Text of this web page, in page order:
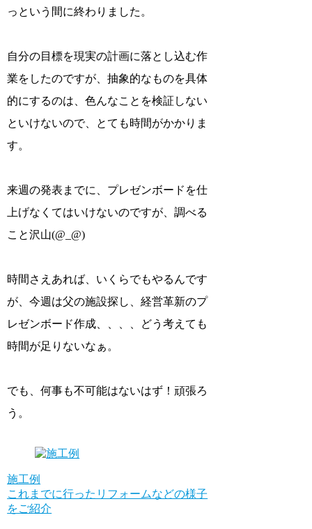
っという間に終わりました。
自分の目標を現実の計画に落とし込む作
業をしたのですが、抽象的なものを具体
的にするのは、色んなことを検証しない
といけないので、とても時間がかかりま
す。
来週の発表までに、プレゼンボードを仕
上げなくてはいけないのですが、調べる
こと沢山(@_@)
時間さえあれば、いくらでもやるんです
が、今週は父の施設探し、経営革新のプ
レゼンボード作成、、、、どう考えても
時間が足りないなぁ。
でも、何事も不可能はないはず！頑張ろ
う。
施工例
これまでに行ったリフォームなどの様子
をご紹介